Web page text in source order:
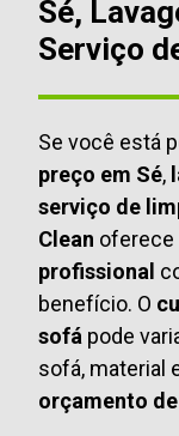
Sé,
Serviço
Se você está
preço em Sé,
serviço de
Clean oferece
profissional
benefício. O
sofá pode
sofá, material
orçamento